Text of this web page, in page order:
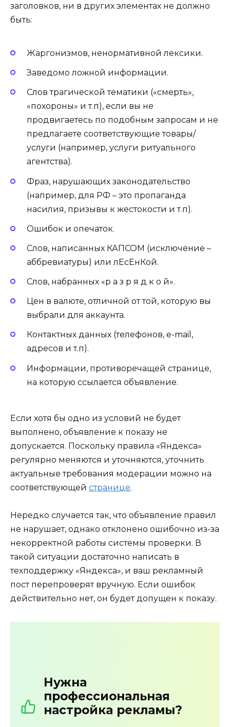
заголовков, ни в других элементах не должно
быть:
Жаргонизмов, ненормативной лексики.
Заведомо ложной информации.
Слов трагической тематики («смерть»,
«похороны» и т.п), если вы не
продвигаетесь по подобным запросам и не
предлагаете соответствующие товары/
услуги (например, услуги ритуального
агентства).
Фраз, нарушающих законодательство
(например, для РФ – это пропаганда
насилия, призывы к жестокости и т.п).
Ошибок и опечаток.
Слов, написанных КАПСОМ (исключение –
аббревиатуры) или лЕсЕнКой.
Слов, набранных «р а з р я д к о й».
Цен в валюте, отличной от той, которую вы
выбрали для аккаунта.
Контактных данных (телефонов, e-mail,
адресов и т.п).
Информации, противоречащей странице,
на которую ссылается объявление.
Если хотя бы одно из условий не будет
выполнено, объявление к показу не
допускается. Поскольку правила «Яндекса»
регулярно меняются и уточняются, уточнить
актуальные требования модерации можно на
соответствующей странице.
Нередко случается так, что объявление правил
не нарушает, однако отклонено ошибочно из-за
некорректной работы системы проверки. В
такой ситуации достаточно написать в
техподдержку «Яндекса», и ваш рекламный
пост перепроверят вручную. Если ошибок
действительно нет, он будет допущен к показу.
Нужна
профессиональная
настройка рекламы?